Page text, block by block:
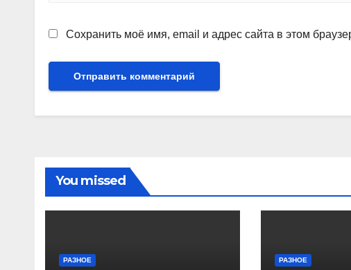
Сохранить моё имя, email и адрес сайта в этом
You missed
РАЗНОЕ РАЗНОЕ